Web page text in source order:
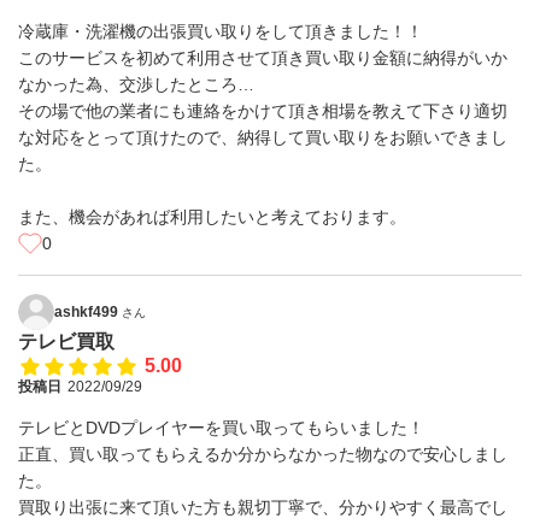
冷蔵庫・洗濯機の出張買い取りをして頂きました！！
このサービスを初めて利用させて頂き買い取り金額に納得がいか
なかった為、交渉したところ…
その場で他の業者にも連絡をかけて頂き相場を教えて下さり適切
な対応をとって頂けたので、納得して買い取りをお願いできまし
た。
また、機会があれば利用したいと考えております。
0
ashkf499 さん
テレビ買取
5.00
投稿日 2022/09/29
テレビとDVDプレイヤーを買い取ってもらいました！
正直、買い取ってもらえるか分からなかった物なので安心しまし
た。
買取り出張に来て頂いた方も親切丁寧で、分かりやすく最高でし